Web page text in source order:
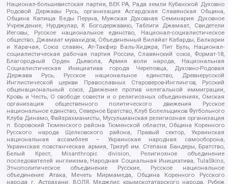
Национал-большевистская партия, ВЕК РА, Рада земли Кубанской Духовно
Родовой Державы Русь, организация Асгардская Славянская Община,
Община Капища Веды Перуна, Мужская Духовная Семинария Духовное
Учреждение, Нурджулар, К Богодержавию, Таблиги Джамаат, Свидетели
Иеговы, Русское национальное единство, Национал-социалистическое
общество, Джамаат мувахидов, Объединенный Вилайат Кабарды, Балкарии
и Карачая, Союз славян, Ат-Такфир Валь-Хиджра, Пит Буль, Национал-
социалистическая рабочая партия России, Славянский союз, Формат-18,
Благородный Орден Дьявола, Армия воли народа, Национальная
Социалистическая Инициатива города Череповца, Духовно-Родовая
Держава Русь, Русское национальное единство, Древнерусской
Инглистической церкви Православных Староверов-Инглингов, Русский
общенациональный союз, Движение против нелегальной иммиграции,
Кровь и Честь, О свободе совести и о религиозных объединениях, Омская
организация общественного политического движения Русское
национальное единство, Северное Братство, Клуб Болельщиков Футбольного
Клуба Динамо, Файзрахманисты, Мусульманская религиозная организация
п. Боровский Тюменского района Тюменской области, Община Коренного
Русского народа Щелковского района, Правый сектор, Украинская
национальная ассамблея – Украинская народная самооборона,
Украинская повстанческая армия, Тризуб им. Степана Бандеры, Братство,
Белый Крест, Misanthropic division, Религиозное объединение
последователей инглиизма, Народная Социальная Инициатива, TulaSkins,
Этнополитическое объединение Русские, Русское национальное
объединение Атака, Мечеть Мирмамеда, Община Коренного Русского
народа г. Астрахани, ВОЛЯ, Меджлис крымскотатарского народа, Рубеж